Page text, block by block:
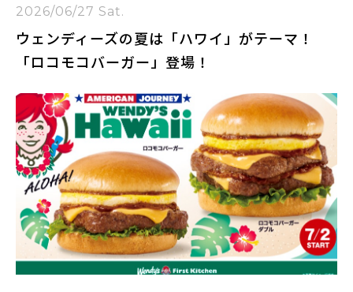
2026/06/27 Sat.
ウェンディーズの夏は「ハワイ」がテーマ！
「ロコモコバーガー」登場！